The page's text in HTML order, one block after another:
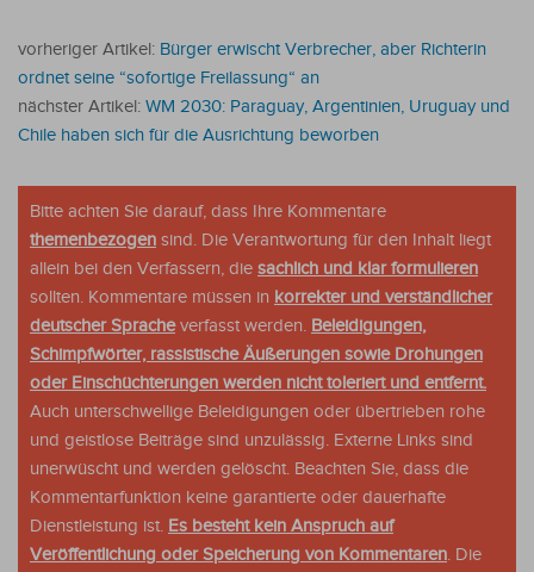
vorheriger Artikel: Bürger erwischt Verbrecher, aber Richterin
ordnet seine “sofortige Freilassung“ an
nächster Artikel: WM 2030: Paraguay, Argentinien, Uruguay und
Chile haben sich für die Ausrichtung beworben
Bitte achten Sie darauf, dass Ihre Kommentare
themenbezogen sind. Die Verantwortung für den Inhalt liegt
allein bei den Verfassern, die sachlich und klar formulieren
sollten. Kommentare müssen in korrekter und verständlicher
deutscher Spracheverfasst werden. Beleidigungen,
Schimpfwörter, rassistische Äußerungen sowie Drohungen
oder Einschüchterungen werden nicht toleriert und entfernt.
Auch unterschwellige Beleidigungen oder übertrieben rohe
und geistlose Beiträge sind unzulässig. Externe Links sind
unerwüscht und werden gelöscht. Beachten Sie, dass die
Kommentarfunktion keine garantierte oder dauerhafte
Dienstleistung ist. Es besteht kein Anspruch auf
Veröffentlichung oder Speicherung von Kommentaren. Die